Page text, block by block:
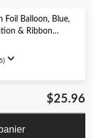
Foil Balloon, Blue,
& Ribbon
Graduation/New
$25.96